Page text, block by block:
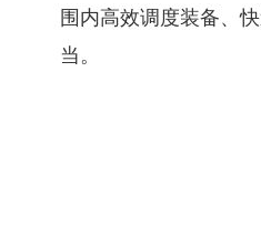
围内高效调度装备、
当。